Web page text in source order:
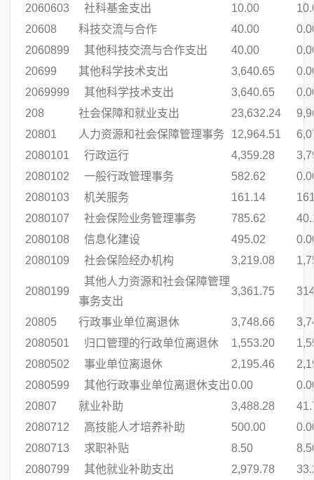
2060603
社科基金支出 10.00
20608
科技交流与合作 40.00
2060899
其他科技交流与合作支出 40.00
20699
其他科学技术支出 3,640.65
2069999
其他科学技术支出 3,640.65
208
社会保障和就业支出 23,632.24
20801
人力资源和社会保障管理事务 12,964.51
2080101
行政运行 4,359.28
2080102
一般行政管理事务 582.62
2080103
机关服务 161.14
2080107
社会保险业务管理事务 785.62
2080108
信息化建设 495.02
2080109
社会保险经办机构 3,219.08
2080199
其他人力资源和社会保障管理
事务支出
3,361.75
20805 行政事业单位离退休 3,748.66
2080501
归口管理的行政单位离退休 1,553.20
2080502
事业单位离退休 2,195.46
2080599
其他行政事业单位离退休支出0.00
20807
就业补助 3,488.28
2080712
高技能人才培养补助 500.00
2080713
求职补贴 8.50
2080799
其他就业补助支出 2,979.78